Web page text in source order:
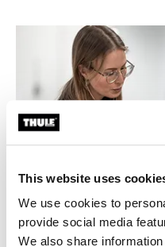
This website uses
We use cookies to
provide social media
We also share